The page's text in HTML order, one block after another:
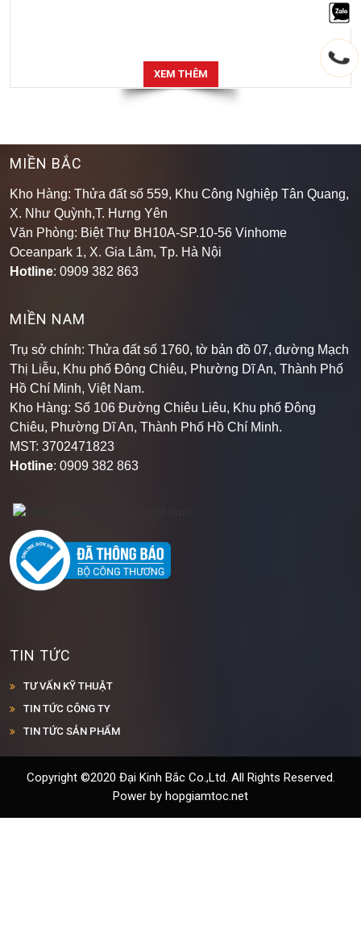
XEM THÊM
MIỀN BẮC
Kho Hàng: Thửa đất số 559, Khu Công Nghiệp Tân Quang,
X. Như Quỳnh,T. Hưng Yên
Văn Phòng: Biệt Thự BH10A-SP.10-56 Vinhome
Oceanpark 1, X. Gia Lâm, Tp. Hà Nội
Hotline: 0909 382 863
MIỀN NAM
Trụ sở chính: Thửa đất số 1760, tờ bản đồ 07, đường Mạch
Thị Liễu, Khu phố Đông Chiêu, Phường Dĩ An, Thành Phố
Hồ Chí Minh, Việt Nam.
Kho Hàng: Số 106 Đường Chiêu Liêu, Khu phố Đông
Chiêu, Phường Dĩ An, Thành Phố Hồ Chí Minh.
MST: 3702471823
Hotline: 0909 382 863
TIN TỨC
TƯ VẤN KỸ THUẬT
TIN TỨC CÔNG TY
TIN TỨC SẢN PHẨM
Copyright ©2020 Đại Kinh Bắc Co.,Ltd. All Rights Reserved.
Power by hopgiamtoc.net